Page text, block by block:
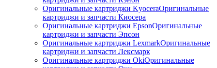
Оригинальные картриджи KyoceraОригинальные
картриджи и запчасти Киосера
Оригинальные картриджи EpsonОригинальные
картриджи и запчасти Эпсон
Оригинальные картриджи LexmarkОригинальные
картриджи и запчасти Лексмарк
Оригинальные картриджи ОkiОригинальные